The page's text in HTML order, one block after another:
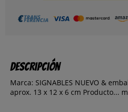
Descripción
Marca: SIGNABLES NUEVO &
aprox. 13 x 12 x 6 cm Producto...